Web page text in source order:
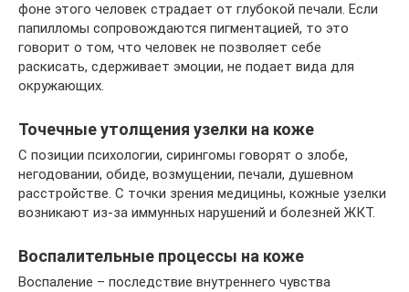
фоне этого человек страдает от глубокой печали. Если
папилломы сопровождаются пигментацией, то это
говорит о том, что человек не позволяет себе
раскисать, сдерживает эмоции, не подает вида для
окружающих.
Точечные утолщения узелки на коже
С позиции психологии, сирингомы говорят о злобе,
негодовании, обиде, возмущении, печали, душевном
расстройстве. С точки зрения медицины, кожные узелки
возникают из-за иммунных нарушений и болезней ЖКТ.
Воспалительные процессы на коже
Воспаление – последствие внутреннего чувства